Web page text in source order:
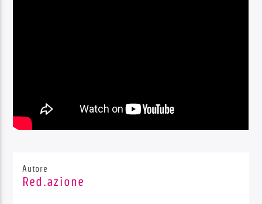
Autore
Red.azione